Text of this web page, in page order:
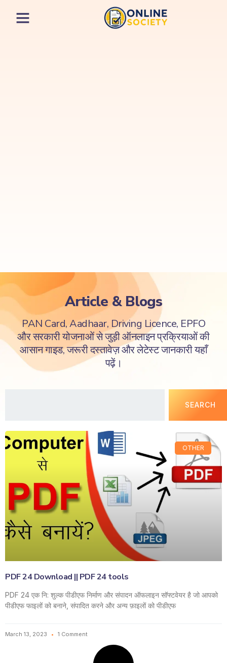
Article & Blogs
PAN Card, Aadhaar, Driving Licence, EPFO
और सरकारी योजनाओं से जुड़ी ऑनलाइन प्रक्रियाओं की
आसान गाइड, जरूरी दस्तावेज़ और लेटेस्ट जानकारी यहाँ
पढ़ें।
SEARCH
OTHER
PDF 24 Download || PDF 24 tools
PDF 24 एक नि: शुल्क पीडीएफ निर्माण और संपादन ऑफलाइन सॉफ्टवेयर है जो आपको
पीडीएफ फाइलों को बनाने, संपादित करने और अन्य फ़ाइलों को पीडीएफ
March 13, 2023 1 Comment